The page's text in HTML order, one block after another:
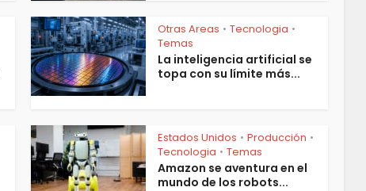
Otras Areas • Tecnologia •
Temas
La inteligencia artificial se
topa con su límite más...
Estados Unidos • Producción •
Tecnologia • Temas
Amazon se aventura en el
mundo de los robots...